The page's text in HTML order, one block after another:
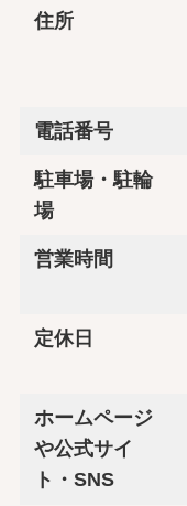
住所
電話番号
駐車場・駐輪
場
営業時間
定休日
ホームページ
や公式サイ
ト・SNS